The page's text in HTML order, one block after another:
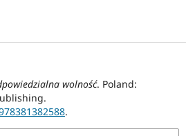
wolność. Poland:
.